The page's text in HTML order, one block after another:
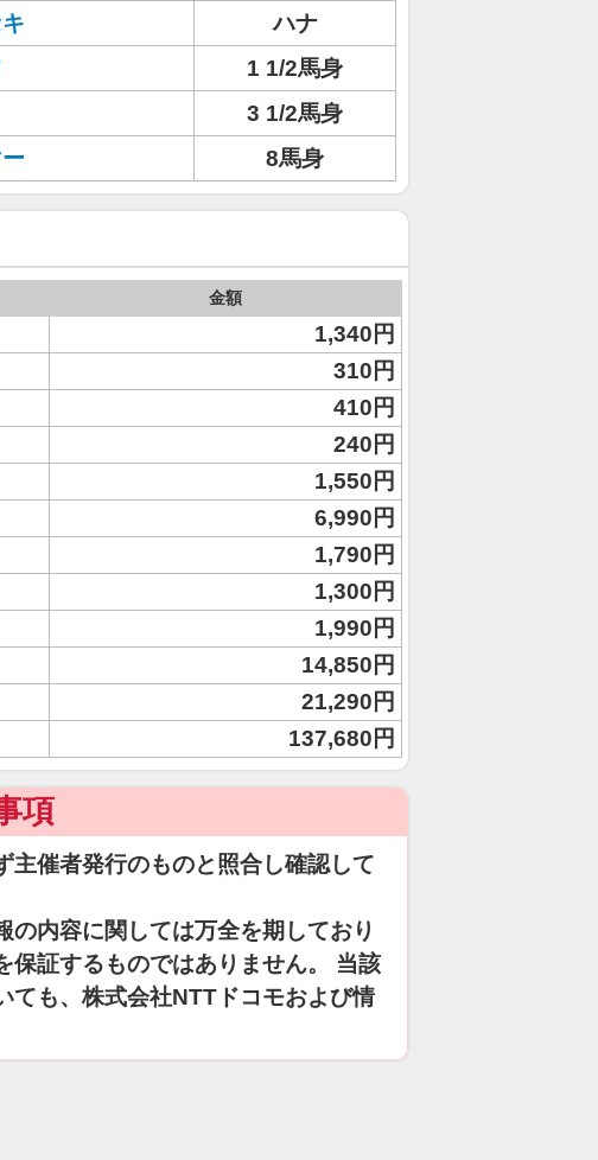
ハナ
1 1/2馬身
3 1/2馬身
8馬身
金額
1,340円
310円
410円
240円
1,550円
6,990円
1,790円
1,300円
1,990円
14,850円
21,290円
137,680円
項
主催者発行のものと照合し確認して
内容に関しては万全を期しており
保証するものではありません。 当該
ても、株式会社NTTドコモおよび情